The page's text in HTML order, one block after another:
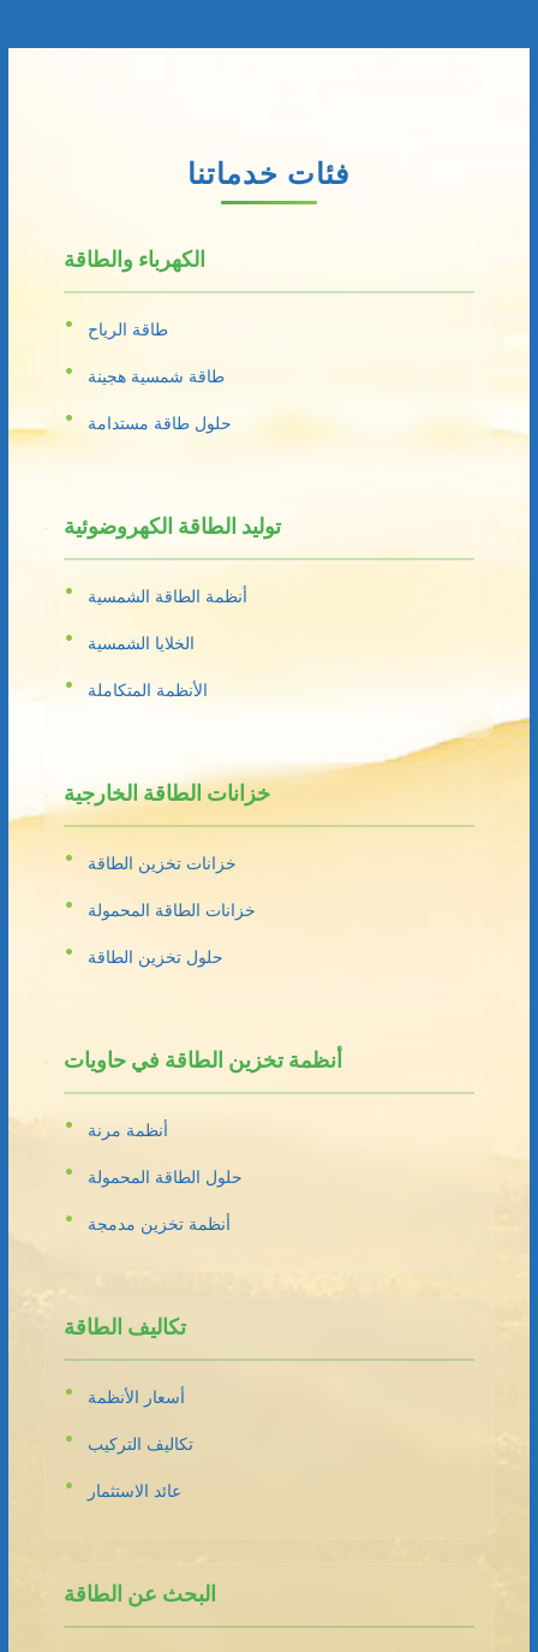
فئات خدماتنا
الكهرباء والطاقة
طاقة الرياح
طاقة شمسية هجينة
حلول طاقة مستدامة
توليد الطاقة الكهروضوئية
أنظمة الطاقة الشمسية
الخلايا الشمسية
الأنظمة المتكاملة
خزانات الطاقة الخارجية
خزانات تخزين الطاقة
خزانات الطاقة المحمولة
حلول تخزين الطاقة
أنظمة تخزين الطاقة في حاويات
أنظمة مرنة
حلول الطاقة المحمولة
أنظمة تخزين مدمجة
تكاليف الطاقة
أسعار الأنظمة
تكاليف التركيب
عائد الاستثمار
البحث عن الطاقة